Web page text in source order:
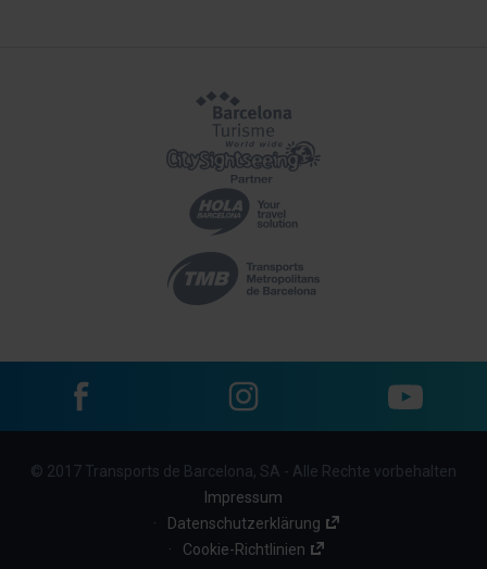
Menu
© 2017 Transports de Barcelona, SA - Alle Rechte vorbehalten
Impressum
Datenschutzerklärung
Cookie-Richtlinien